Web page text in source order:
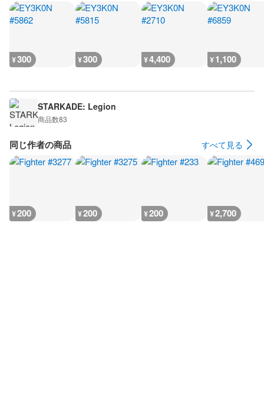
¥300 ¥300 ¥4,400 ¥1,100
STARKADE: Legion
商品数83
同じ作者の商品 すべて見る
¥200 ¥200 ¥200 ¥2,700